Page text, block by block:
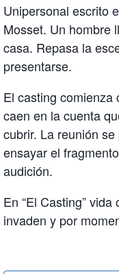
Unipersonal escrito
Mosset. Un hombre
casa. Repasa la
presentarse.
El casting comienza
caen en la cuenta
cubrir. La reunión
ensayar el
audición.
En “El Casting”
invaden y por